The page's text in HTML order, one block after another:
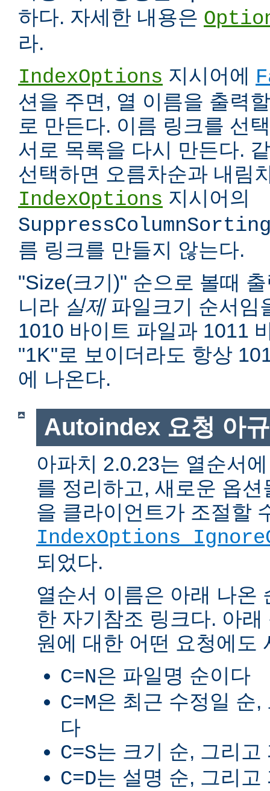
하다. 자세한 내용은
라.
IndexOptions 지시어에
션을 주면, 열 이름을 출력
로 만든다. 이름 링크를 선
서로 목록을 다시 만든다.
선택하면 오름차순과 내림
IndexOptions 지시어의
름 링크를 만들지 않는다.
"Size(크기)" 순으로 볼때
니라 실제파일크기 순서임
1010 바이트 파일과 1011
"1K"로 보이더라도 항상
에 나온다.
Autoindex 요청 아
아파치 2.0.23는 열순서
를 정리하고, 새로운 옵
을 클라이언트가 조절할
IndexOptions
되었다.
열순서 이름은 아래 나온
한 자기참조 링크다. 아
원에 대한 어떤 요청에도
C=N은 파일명 순이다
C=M은 최근 수정일 순
다
C=S는 크기 순, 그리고
C=D는 설명 순, 그리고